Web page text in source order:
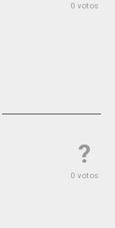
0 votos
?
0 votos